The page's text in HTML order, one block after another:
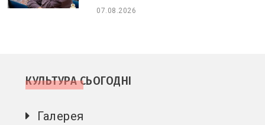
07.08.2026
КУЛЬТУРА СЬОГОДНІ
Галерея